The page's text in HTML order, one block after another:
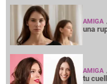
AMIGA
una
AMIGA
tu